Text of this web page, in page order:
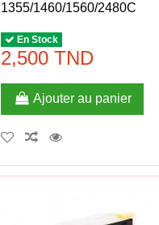
1355/1460/1560/2480C
En Stock
2,500 TND
Ajouter au panier